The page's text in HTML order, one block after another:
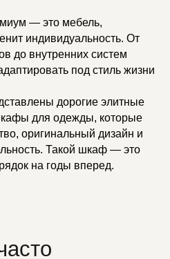
— это мебель,
индивидуальность. От
до внутренних систем
под стиль жизни
дорогие элитные
для одежды, которые
оригинальный дизайн и
Такой шкаф — это
на годы вперед.